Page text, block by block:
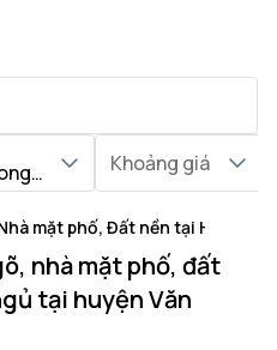
ngõ, Nhà mặt phố, Đất nền
Khoảng giá
mặt phố, Đất nền tại Huyện
nhà mặt phố, đất
tại huyện Văn